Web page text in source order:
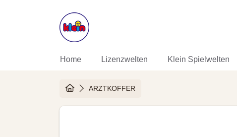
DIREKT ZUM INHALT
Home Lizenzwelten Klein Spielwelten
HOMEARZTKOFFER